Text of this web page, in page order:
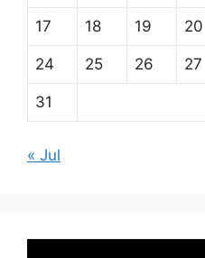
17 18 19 20
24 25 26 27
31
« Jul